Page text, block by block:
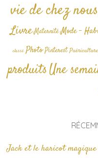
vie de chez nous
Livre Maternité Mode -
classé Photo Pinterest Puériculture
produitsUne
Jack et le haricot